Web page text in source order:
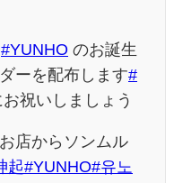
#YUNHO のお誕生
ーを配布します#
祝いしましょう
店からソンムル
起#YUNHO#유노